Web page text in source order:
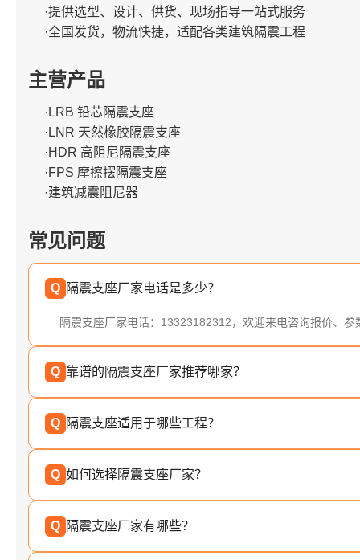
·提供选型、设计、供货、现场指导一站式服务
·全国发货，物流快捷，适配各类建筑隔震工程
主营产品
·LRB 铅芯隔震支座
·LNR 天然橡胶隔震支座
·HDR 高阻尼隔震支座
·FPS 摩擦摆隔震支座
·建筑减震阻尼器
常见问题
Q 隔震支座厂家电话是多少？
隔震支座厂家电话：13323182312，欢迎来电咨询报价、参
Q 靠谱的隔震支座厂家推荐哪家？
Q 隔震支座适用于哪些工程？
Q 如何选择隔震支座厂家？
Q 隔震支座厂家有哪些？